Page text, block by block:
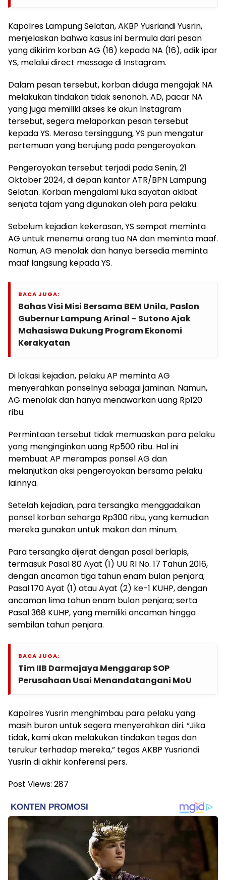
Kapolres Lampung Selatan, AKBP Yusriandi Yusrin,
menjelaskan bahwa kasus ini bermula dari pesan
yang dikirim korban AG (16) kepada NA (16), adik ipar
YS, melalui direct message di Instagram.
Dalam pesan tersebut, korban diduga mengajak NA
melakukan tindakan tidak senonoh. AD, pacar NA
yang juga memiliki akses ke akun Instagram
tersebut, segera melaporkan pesan tersebut
kepada YS. Merasa tersinggung, YS pun mengatur
pertemuan yang berujung pada pengeroyokan.
Pengeroyokan tersebut terjadi pada Senin, 21
Oktober 2024, di depan kantor ATR/BPN Lampung
Selatan. Korban mengalami luka sayatan akibat
senjata tajam yang digunakan oleh para pelaku.
Sebelum kejadian kekerasan, YS sempat meminta
AG untuk menemui orang tua NA dan meminta maaf.
Namun, AG menolak dan hanya bersedia meminta
maaf langsung kepada YS.
BACA JUGA:
Bahas Visi Misi Bersama BEM Unila, Paslon
Gubernur Lampung Arinal – Sutono Ajak
Mahasiswa Dukung Program Ekonomi
Kerakyatan
Di lokasi kejadian, pelaku AP meminta AG
menyerahkan ponselnya sebagai jaminan. Namun,
AG menolak dan hanya menawarkan uang Rp120
ribu.
Permintaan tersebut tidak memuaskan para pelaku
yang menginginkan uang Rp500 ribu. Hal ini
membuat AP merampas ponsel AG dan
melanjutkan aksi pengeroyokan bersama pelaku
lainnya.
Setelah kejadian, para tersangka menggadaikan
ponsel korban seharga Rp300 ribu, yang kemudian
mereka gunakan untuk makan dan minum.
Para tersangka dijerat dengan pasal berlapis,
termasuk Pasal 80 Ayat (1) UU RI No. 17 Tahun 2016,
dengan ancaman tiga tahun enam bulan penjara;
Pasal 170 Ayat (1) atau Ayat (2) ke-1 KUHP, dengan
ancaman lima tahun enam bulan penjara; serta
Pasal 368 KUHP, yang memiliki ancaman hingga
sembilan tahun penjara.
BACA JUGA:
Tim IIB Darmajaya Menggarap SOP
Perusahaan Usai Menandatangani MoU
Kapolres Yusrin menghimbau para pelaku yang
masih buron untuk segera menyerahkan diri. “Jika
tidak, kami akan melakukan tindakan tegas dan
terukur terhadap mereka,” tegas AKBP Yusriandi
Yusrin di akhir konferensi pers.
Post Views: 287